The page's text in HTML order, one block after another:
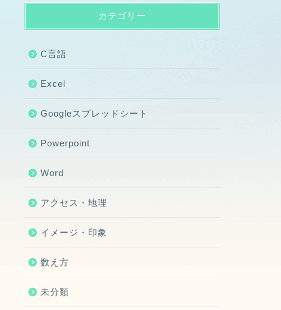
カテゴリー
C言語
Excel
Googleスプレッドシート
Powerpoint
Word
アクセス・地理
イメージ・印象
数え方
未分類